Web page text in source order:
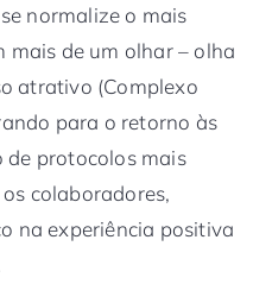
normalize o mais
mais de um olhar – olha
atrativo (Complexo
para o retorno às
de protocolos mais
colaboradores,
na experiência positiva